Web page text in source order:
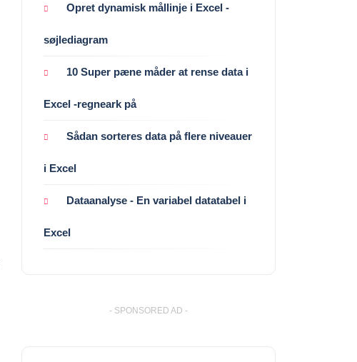
Opret dynamisk mållinje i Excel -
søjlediagram
10 Super pæne måder at rense data i
Excel -regneark på
Sådan sorteres data på flere niveauer
i Excel
Dataanalyse - En variabel datatabel i
Excel
- SPONSORED AD -